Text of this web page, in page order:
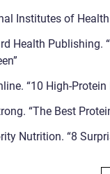
Institutes of
Health Publishing.
“10 High-
“The Best
Nutrition. “8